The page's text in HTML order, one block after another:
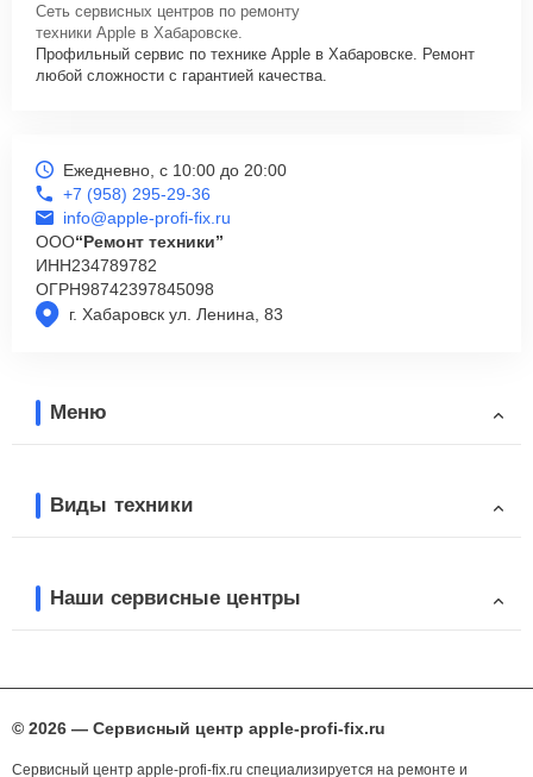
Сеть сервисных центров по ремонту
техники Apple в Хабаровске.
Профильный сервис по технике Apple в Хабаровске. Ремонт
любой сложности с гарантией качества.
г. Хабаровск ул. Ленина, 83
Ежедневно, с 10:00 до 20:00
+7 (958) 295-29-36
info@apple-profi-fix.ru
ООО“Ремонт техники”
ИНН234789782
ОГРН98742397845098
Меню
Виды техники
Наши сервисные центры
© 2026 — Сервисный центр apple-profi-fix.ru
Сервисный центр apple-profi-fix.ru специализируется на ремонте и